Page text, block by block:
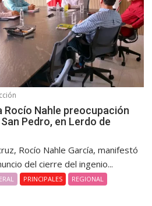
Rocío Nahle preocupación
Pedro, en Lerdo de
Rocío Nahle García, manifestó
del cierre del ingenio...
PRINCIPALES REGIONAL